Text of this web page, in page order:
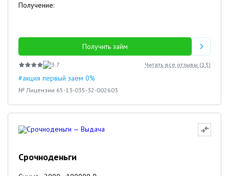
Получение:
Получить займ
3.7 Читать все отзывы (13)
#акция первый заем 0%
№ Лицензии 65-13-035-32-002603
Срочноденьги